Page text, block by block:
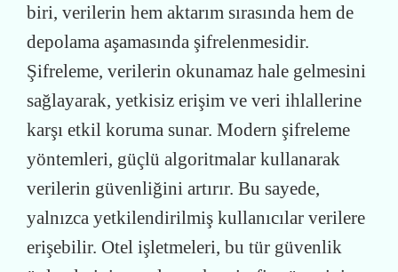
biri, verilerin hem aktarım sırasında hem de
depolama aşamasında şifrelenmesidir.
Şifreleme, verilerin okunamaz hale gelmesini
sağlayarak, yetkisiz erişim ve veri ihlallerine
karşı etkil koruma sunar. Modern şifreleme
yöntemleri, güçlü algoritmalar kullanarak
verilerin güvenliğini artırır. Bu sayede,
yalnızca yetkilendirilmiş kullanıcılar verilere
erişebilir. Otel işletmeleri, bu tür güvenlik